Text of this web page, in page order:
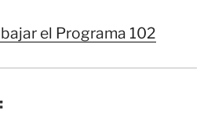
el Programa 102